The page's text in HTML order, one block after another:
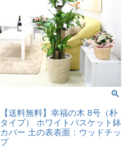
【送料無料】幸福の木 8号（朴
タイプ） ホワイトバスケット鉢
カバー 土の表表面：ウッドチッ
プ